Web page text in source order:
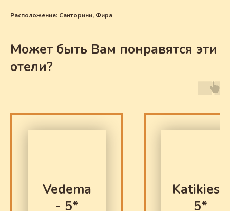
Расположение: Санторини, Фира
Может быть Вам понравятся эти
отели?
Vedema
- 5*
Katikies -
5*